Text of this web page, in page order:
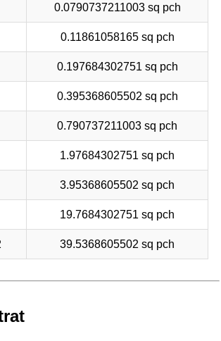
0.0790737211003 sq pch
0.11861058165 sq pch
0.197684302751 sq pch
0.395368605502 sq pch
0.790737211003 sq pch
1.97684302751 sq pch
3.95368605502 sq pch
19.7684302751 sq pch
39.5368605502 sq pch